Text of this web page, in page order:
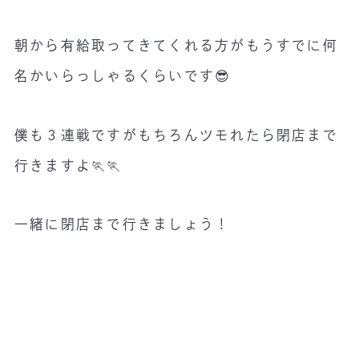
朝から有給取ってきてくれる方がもうすでに何
名かいらっしゃるくらいです😎
僕も３連戦ですがもちろんツモれたら閉店まで
行きますよ🏃🏃
一緒に閉店まで行きましょう！